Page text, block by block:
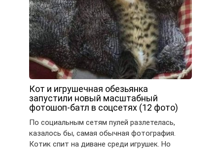
Кот и игрушечная обезьянка
запустили новый масштабный
фотошоп-батл в соцсетях (12 фото)
По социальным сетям пулей разлетелась,
казалось бы, самая обычная фотография.
Котик спит на диване среди игрушек. Но